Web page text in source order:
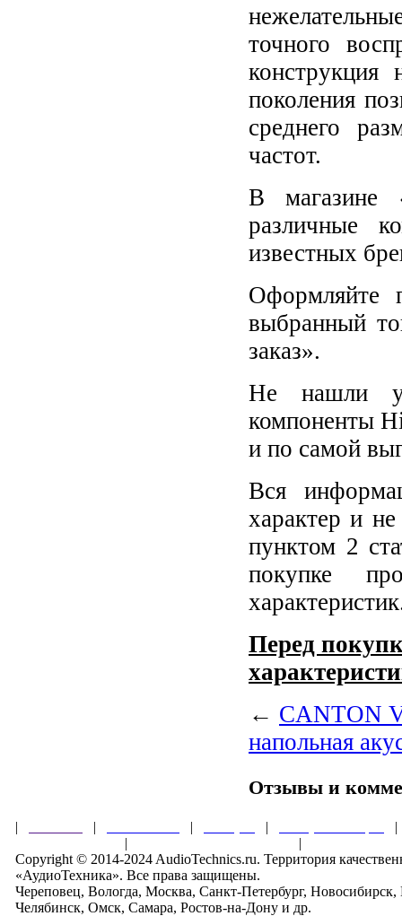
точного
конструкция
поколения
среднего
частот.
В магазине
различные
известных
Оформляйте
выбранный
заказ».
Не нашли у
компоненты
и по самой
Вся
характер и
пунктом 2
покупке
Перед
← CANTON
напольная
Отзывы и
| | | |
|
|
Copyright © 2014-2024 AudioTechnics.ru. Территория
«АудиоТехника». Все права защищены.
Череповец, Вологда, Москва, Санкт-Петербург,
Челябинск, Омск, Самара, Ростов-на-Дону и др.